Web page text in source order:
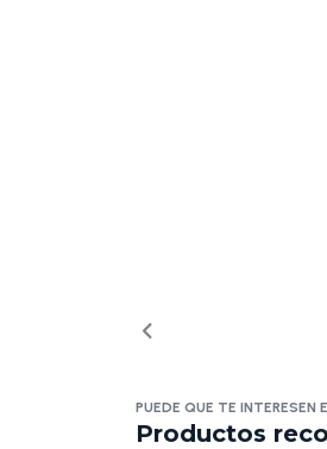
PUEDE QUE TE INTERESEN
Productos